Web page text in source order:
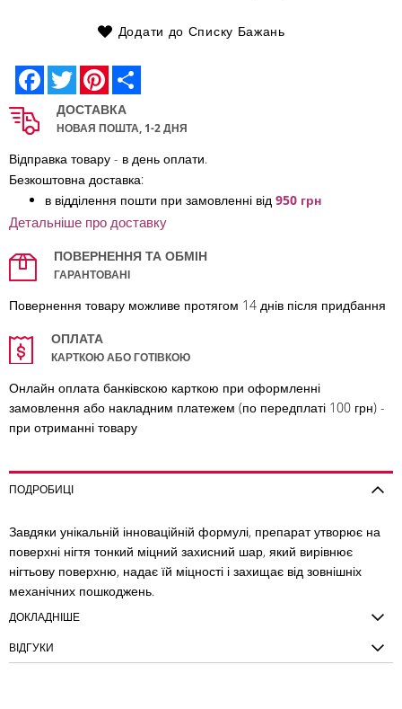
Додати до Списку Бажань
Facebook
Twitter Pinterest
ДОСТАВКА
НОВАЯ ПОШТА, 1-2 ДНЯ
Відправка товару - в день оплати.
Безкоштовна доставка:
в відділення пошти при замовленні від 950 грн
Детальніше про доставку
ПОВЕРНЕННЯ ТА ОБМІН
ГАРАНТОВАНІ
Повернення товару можливе протягом 14 днів після придбання
ОПЛАТА
КАРТКОЮ АБО ГОТІВКОЮ
Онлайн оплата банківскою карткою при оформленні
замовлення або накладним платежем (по передплаті 100 грн) -
при отриманні товару
ПОДРОБИЦІ
Завдяки унікальній інноваційній формулі, препарат утворює на
поверхні нігтя тонкий міцний захисний шар, який вирівнює
нігтьову поверхню, надає їй міцності і захищає від зовнішніх
механічних пошкоджень.
ДОКЛАДНІШЕ
ВІДГУКИ